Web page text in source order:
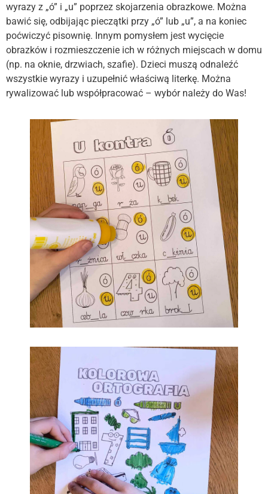
wyrazy z „ó” i „u” poprzez skojarzenia obrazkowe. Można
bawić się, odbijając pieczątki przy „ó” lub „u”, a na koniec
poćwiczyć pisownię. Innym pomysłem jest wycięcie
obrazków i rozmieszczenie ich w różnych miejscach w domu
(np. na oknie, drzwiach, szafie). Dzieci muszą odnaleźć
wszystkie wyrazy i uzupełnić właściwą literkę. Można
rywalizować lub współpracować – wybór należy do Was!